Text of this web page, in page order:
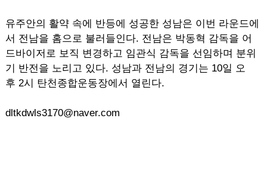
유주안의 활약 속에 반등에 성공한 성남은 이번 라운드에
서 전남을 홈으로 불러들인다. 전남은 박동혁 감독을 어
드바이저로 보직 변경하고 임관식 감독을 선임하며 분위
기 반전을 노리고 있다. 성남과 전남의 경기는 10일 오
후 2시 탄천종합운동장에서 열린다.
dltkdwls3170@naver.com